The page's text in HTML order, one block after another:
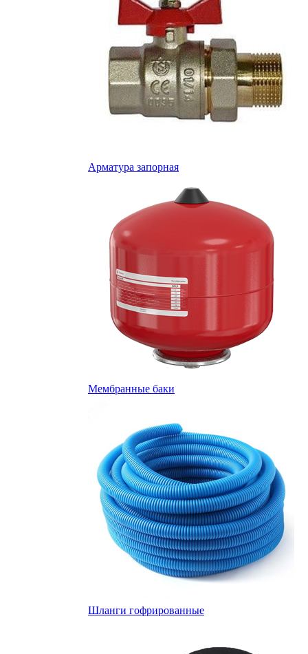
Арматура запорная
Мембранные баки
Шланги гофрированные